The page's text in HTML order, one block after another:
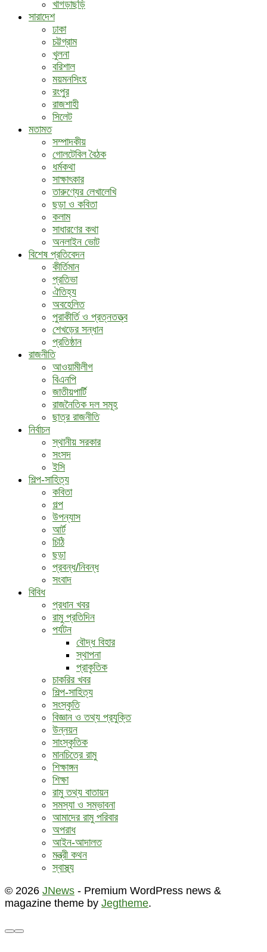
খাগড়াছড়ি
সারাদেশ
ঢাকা
চট্টগ্রাম
খুলনা
বরিশাল
ময়মনসিংহ
রংপুর
রাজশাহী
সিলেট
মতামত
সম্পাদকীয়
গোলটেবিল বৈঠক
ধর্মকথা
সাক্ষাৎকার
তারুণ্যের লেখালেখি
ছড়া ও কবিতা
কলাম
সাধারণের কথা
অনলাইন ভোট
বিশেষ প্রতিবেদন
কীর্তিমান
প্রতিভা
ঐতিহ্য
অবহেলিত
পুরাকীর্তি ও প্রত্নতত্ত্ব
শেখড়ের সন্ধান
প্রতিষ্ঠান
রাজনীতি
আওয়ামীলীগ
বিএনপি
জাতীয়পার্টি
রাজনৈতিক দল সমূহ
ছাত্র রাজনীতি
নির্বাচন
স্থানীয় সরকার
সংসদ
ইসি
শিল্প-সাহিত্য
কবিতা
গল্প
উপন্যাস
আর্ট
চিঠি
ছড়া
প্রবন্ধ/নিবন্ধ
সংবাদ
বিবিধ
প্রধান খবর
রামু প্রতিদিন
পর্যটন
বৌদ্ধ ‍বিহার
স্থাপনা
প্রাকৃতিক
চাকরির খবর
শিল্প-সাহিত্য
সংস্কৃতি
বিজ্ঞান ও তথ্য প্রযুক্তি
উন্নয়ন
সাংস্কৃতিক
মানচিত্রে রামু
শিক্ষাঙ্গন
শিক্ষা
রামু তথ্য বাতায়ন
সমস্যা ও সম্ভাবনা
আমাদের রামু পরিবার
অপরাধ
আইন-আদালত
মন্ত্রী কথন
স্বাস্থ্য
© 2026 JNews - Premium WordPress news &
magazine theme by Jegtheme.